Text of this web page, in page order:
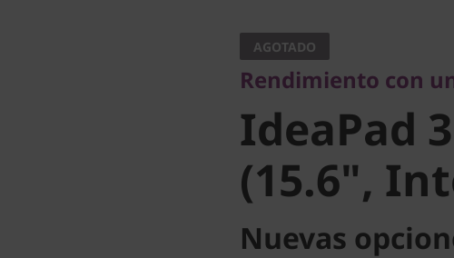
IdeaPad 3i
(15.6",
AGOTADO
Rendimiento con
IdeaPad
(15.6",
Nuevas